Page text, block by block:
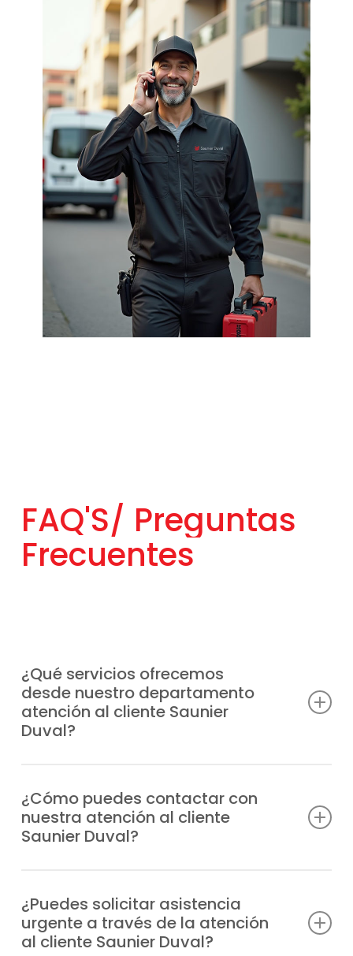
FAQ'S/ Preguntas
Frecuentes
¿Qué servicios ofrecemos
desde nuestro departamento
atención al cliente Saunier
Duval?
solicitudes de reparación, información
sobre garantías y todo lo relacionado con
tus equipos Saunier Duval.
¿Cómo puedes contactar con
nuestra atención al cliente
Saunier Duval?
o escribirnos un WhatsApp; siempre
tendrás respuesta profesional.
¿Puedes solicitar asistencia
urgente a través de la atención
al cliente Saunier Duval?